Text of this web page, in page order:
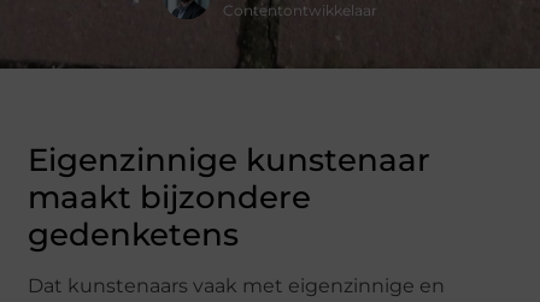
Contentontwikkelaar
Eigenzinnige kunstenaar
maakt bijzondere
gedenketens
Dat kunstenaars vaak met eigenzinnige en